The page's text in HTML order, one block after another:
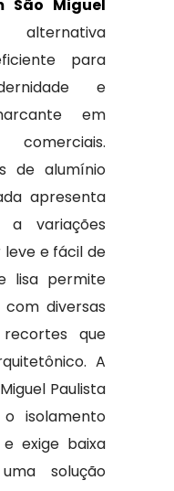
São Miguel
para
e
em
de alumínio
apresenta
a variações
e fácil de
lisa permite
diversas
que
A
Paulista
isolamento
exige baixa
solução